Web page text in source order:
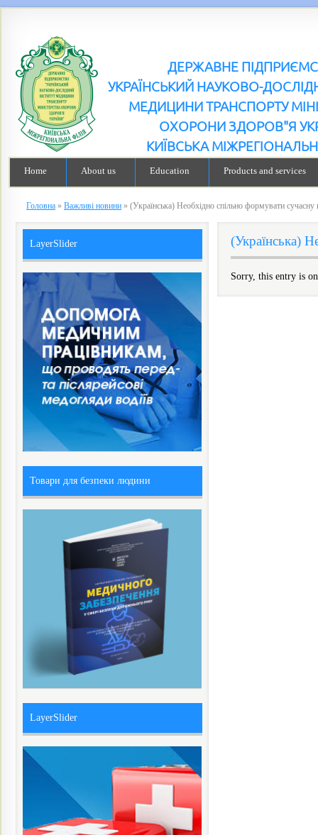
ДЕРЖАВНЕ
УКРАЇНСЬКИЙ НАУКОВО-
МЕДИЦИНИ ТРАНСПОРТУ
ОХОРОНИ ЗДОРОВ"Я
КИЇВСЬКА
Home About us Education Products and services
Головна » Важливі новини » (Українська) Необхідно спільно формувати сучасну
(Українська)
Sorry, this entry is
LayerSlider
Товари для безпеки людини
LayerSlider